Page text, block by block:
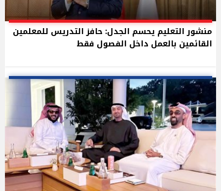
منشور التعليم يحسم الجدل: حافز التدريس للمعلمين
القائمين بالعمل داخل الفصول فقط